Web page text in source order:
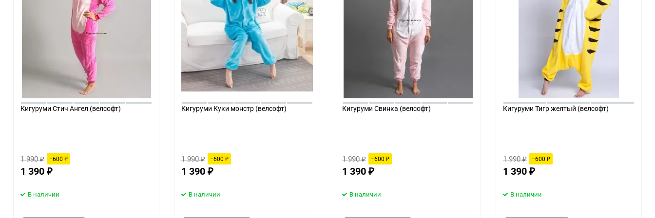
Кигуруми Стич Ангел (велсофт)
1 990₽ −600 ₽
1 390 ₽
В наличии
Кигуруми Куки монстр (велсофт)
1 990₽ −600 ₽
1 390 ₽
В наличии
Кигуруми Свинка (велсофт)
1 990₽ −600 ₽
1 390 ₽
В наличии
Кигуруми Тигр желтый (велсофт)
1 990₽ −600 ₽
1 390 ₽
В наличии